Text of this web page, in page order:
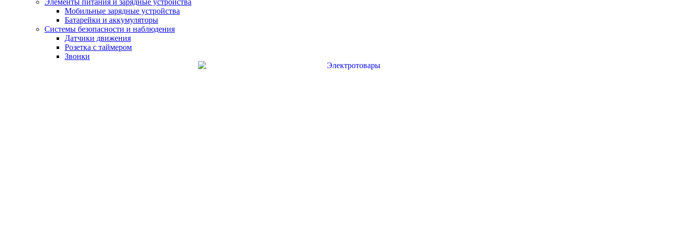
Мобильные зарядные устройства
Батарейки и аккумуляторы
Системы безопасности и наблюдения
Датчики движения
Розетка с таймером
Звонки